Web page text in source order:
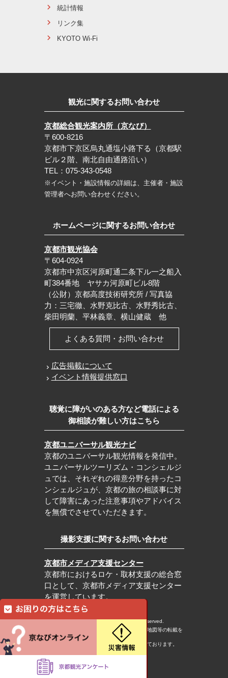
統計情報
リンク集
KYOTO Wi-Fi
観光に関するお問い合わせ
京都総合観光案内所（京なび）
〒600-8216
京都市下京区烏丸通塩小路下る（京都駅
ビル２階、南北自由通路沿い）
TEL：075-343-0548
※イベント・施設情報の詳細は、主催者・施設
管理者へお問い合わせください。
ホームページに関するお問い合わせ
京都市観光協会
〒604-0924
京都市中京区河原町通二条下ル一之船入
町384番地 ヤサカ河原町ビル8階
（公財）京都高度技術研究所 / 写真協
力：三宅徹、水野克比古、水野秀比古、
柴田明蘭、平林義章、横山健蔵 他
よくある質問・お問い合わせ
広告掲載について
イベント情報提供窓口
聴覚に障がいのある方など電話による
御相談が難しい方はこちら
京都ユニバーサル観光ナビ
京都のユニバーサル観光情報を発信中。
ユニバーサルツーリズム・コンシェルジ
ュでは、それぞれの得意分野を持ったコ
ンシェルジュが、京都の旅の相談事に対
して障害にあった注意事項やアドバイス
を無償でさせていただきます。
撮影支援に関するお問い合わせ
京都市メディア支援センター
京都市におけるロケ・取材支援の総合窓
口として、京都市メディア支援センター
を運営しています。
c Kyoto City Tourism Association All rights reserved.
※本ホームページの内容・写真・イラスト・地図等の転載を
固くお断りします。
※本ホームページの運営は宿泊税を活用しております。